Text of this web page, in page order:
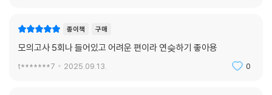
종이책 구매
모의고사 5회나 들어있고 어려운 편이라 연슺하기 좋아용
t*******7 2025.09.13. 0